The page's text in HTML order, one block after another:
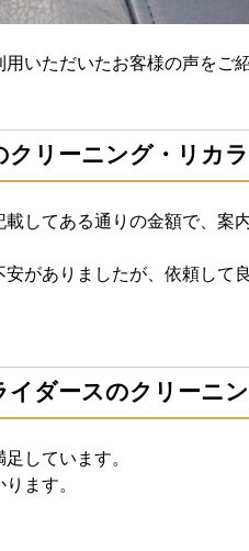
いただいたお客様の声をご
リーニング・リカ
してある通りの金額で、案
がありましたが、依頼して
ダースのクリーニ
しています。
ます。